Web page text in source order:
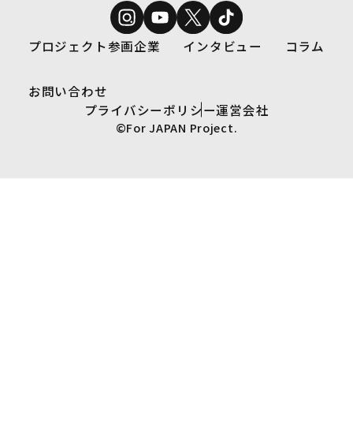
プロジェクト参画企業 インタビュー コラム
お問い合わせ
プライバシーポリシー運営会社
©For JAPAN Project.